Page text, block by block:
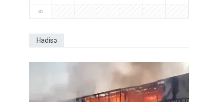
31
Hadisə